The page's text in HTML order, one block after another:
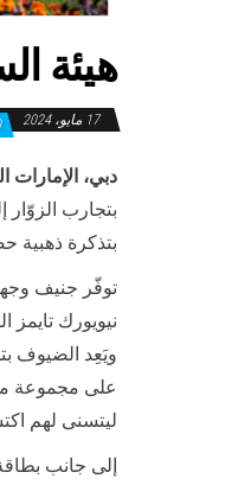
هيئة
17 مايو، 2024
دبي، الإمارات
بتجارب
بتذكرة ذهبية
على مجموعة
ليتسنى لهم
إلى جانب